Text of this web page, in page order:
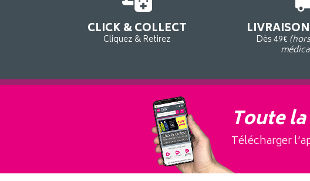
CLICK & COLLECT
Cliquez & Retirez Dès 49€
Toute
Télécharger